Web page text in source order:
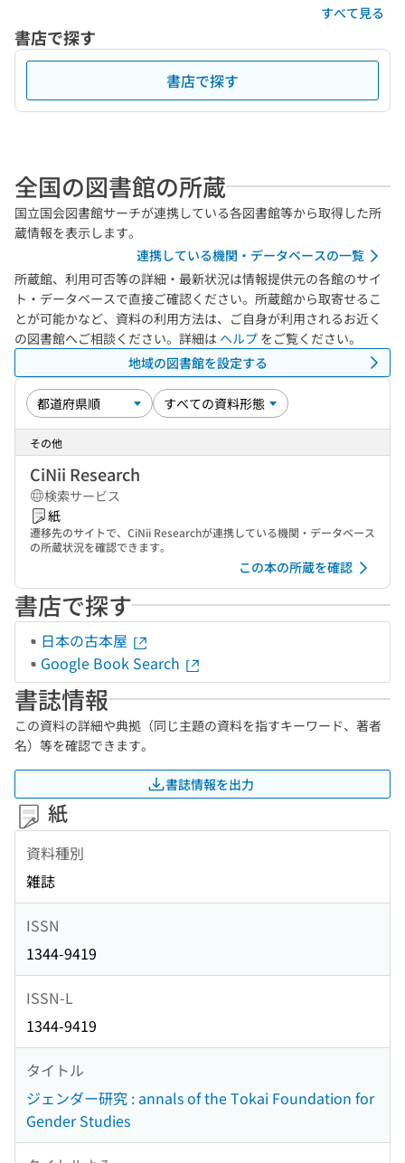
すべて見る
書店で探す
書店で探す
全国の図書館の所蔵
国立国会図書館サーチが連携している各図書館等から取得した所
蔵情報を表示します。
連携している機関・データベースの一覧
所蔵館、利用可否等の詳細・最新状況は情報提供元の各館のサイ
ト・データベースで直接ご確認ください。所蔵館から取寄せるこ
とが可能かなど、資料の利用方法は、ご自身が利用されるお近く
の図書館へご相談ください。詳細は ヘルプ をご覧ください。
地域の図書館を設定する
その他
CiNii Research
検索サービス
紙
遷移先のサイトで、CiNii Researchが連携している機関・データベース
の所蔵状況を確認できます。
この本の所蔵を確認
書店で探す
日本の古本屋
Google Book Search
書誌情報
この資料の詳細や典拠（同じ主題の資料を指すキーワード、著者
名）等を確認できます。
書誌情報を出力
紙
資料種別
雑誌
ISSN
1344-9419
ISSN-L
1344-9419
タイトル
ジェンダー研究 : annals of the Tokai Foundation for
Gender Studies